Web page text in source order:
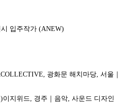
입주작가 (ANEW)
광화문 해치마당, 서울｜
)이지위드, 경주｜음악, 사운드 디자인